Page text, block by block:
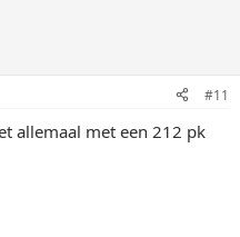
#11
allemaal met een 212 pk